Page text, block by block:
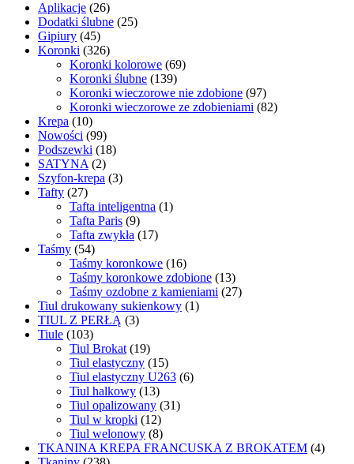
Aplikacje (26)
Dodatki ślubne (25)
Gipiury (45)
Koronki (326)
Koronki kolorowe (69)
Koronki ślubne (139)
Koronki wieczorowe nie zdobione (97)
Koronki wieczorowe ze zdobieniami (82)
Krepa (10)
Nowości (99)
Podszewki (18)
SATYNA (2)
Szyfon-krepa (3)
Tafty (27)
Tafta inteligentna (1)
Tafta Paris (9)
Tafta zwykła (17)
Taśmy (54)
Taśmy koronkowe (16)
Taśmy koronkowe zdobione (13)
Taśmy ozdobne z kamieniami (27)
Tiul drukowany sukienkowy (1)
TIUL Z PERŁĄ (3)
Tiule (103)
Tiul Brokat (19)
Tiul elastyczny (15)
Tiul elastyczny U263 (6)
Tiul halkowy (13)
Tiul opalizowany (31)
Tiul w kropki (12)
Tiul welonowy (8)
TKANINA KREPA FRANCUSKA Z BROKATEM (4)